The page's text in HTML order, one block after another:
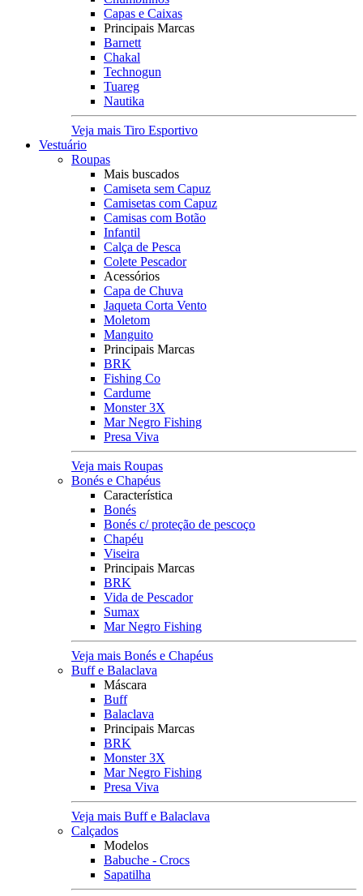
Capas e Caixas
Principais Marcas
Barnett
Chakal
Technogun
Tuareg
Nautika
Veja mais Tiro Esportivo
Vestuário
Roupas
Mais buscados
Camiseta sem Capuz
Camisetas com Capuz
Camisas com Botão
Infantil
Calça de Pesca
Colete Pescador
Acessórios
Capa de Chuva
Jaqueta Corta Vento
Moletom
Manguito
Principais Marcas
BRK
Fishing Co
Cardume
Monster 3X
Mar Negro Fishing
Presa Viva
Veja mais Roupas
Bonés e Chapéus
Característica
Bonés
Bonés c/ proteção de pescoço
Chapéu
Viseira
Principais Marcas
BRK
Vida de Pescador
Sumax
Mar Negro Fishing
Veja mais Bonés e Chapéus
Buff e Balaclava
Máscara
Buff
Balaclava
Principais Marcas
BRK
Monster 3X
Mar Negro Fishing
Presa Viva
Veja mais Buff e Balaclava
Calçados
Modelos
Babuche - Crocs
Sapatilha